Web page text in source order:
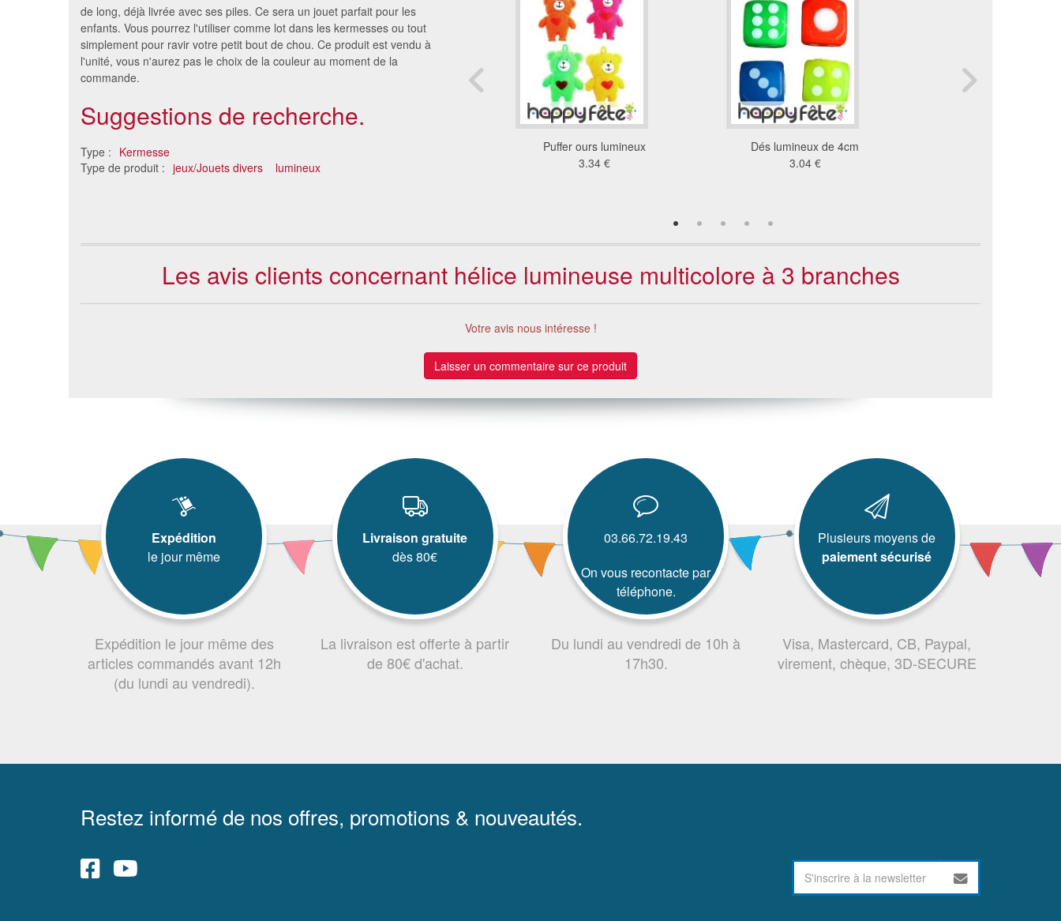
de long, déjà livrée avec ses piles. Ce sera un jouet parfait pour les
enfants. Vous pourrez l'utiliser comme lot dans les kermesses ou tout
simplement pour ravir votre petit bout de chou. Ce produit est vendu à
l'unité, vous n'aurez pas le choix de la couleur au moment de la
commande.
Suggestions de recherche.
Type : Kermesse
Type de produit : jeux/Jouets divers lumineux
Corde à sauter led
5.8 €
Puffer ours lumineux
3.34 €
Dés lumineux de 4cm
3.04 €
Les avis clients concernant hélice lumineuse multicolore à 3 branches
Votre avis nous intéresse !
Laisser un commentaire sur ce produit
Expédition
le jour même
Expédition le jour même des
articles commandés avant 12h
(du lundi au vendredi).
Livraison gratuite
dès 80€
La livraison est offerte à partir
de 80€ d'achat.
03.66.72.19.43
On vous recontacte par
téléphone.
Du lundi au vendredi de 10h à
17h30.
Plusieurs moyens de
paiement sécurisé
Visa, Mastercard, CB, Paypal,
virement, chèque, 3D-SECURE
Restez informé de nos offres, promotions & nouveautés.